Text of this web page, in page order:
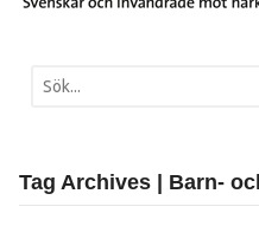
Tag Archives | Barn-